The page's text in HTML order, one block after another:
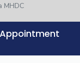
MHDC
Appointment